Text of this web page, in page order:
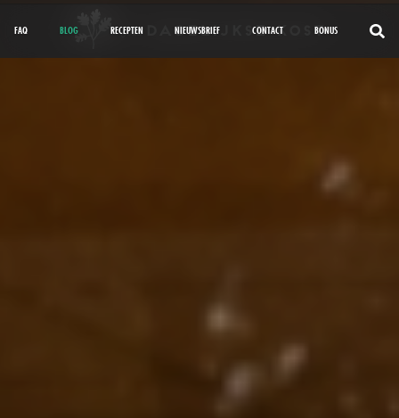
FAQ BLOG RECEPTEN NIEUWSBRIEF CONTACT BONUS